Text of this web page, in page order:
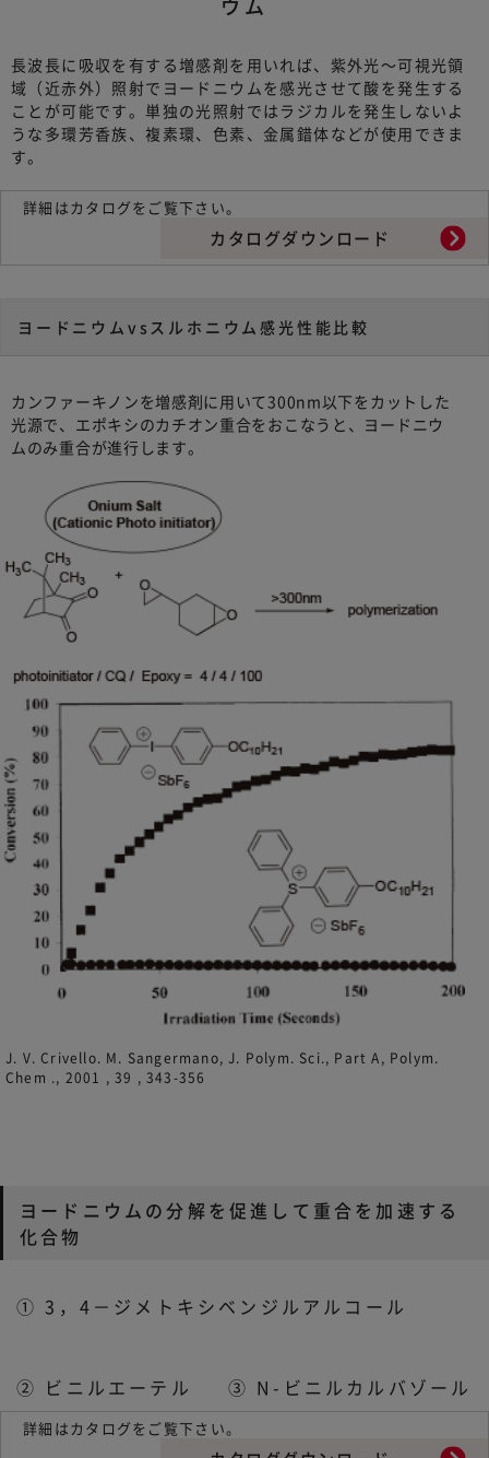
ウム
長波長に吸収を有する増感剤を用いれば、紫外光～可視光領
域（近赤外）照射でヨードニウムを感光させて酸を発生する
ことが可能です。単独の光照射ではラジカルを発生しないよ
うな多環芳香族、複素環、色素、金属錯体などが使用できま
す。
詳細はカタログをご覧下さい。
カタログダウンロード
ヨードニウムvsスルホニウム感光性能比較
カンファーキノンを増感剤に用いて300nm以下をカットした
光源で、エポキシのカチオン重合をおこなうと、ヨードニウ
ムのみ重合が進行します。
J. V. Crivello. M. Sangermano, J. Polym. Sci., Part A, Polym.
Chem ., 2001 , 39 , 343-356
ヨードニウムの分解を促進して重合を加速する
化合物
① 3，4－ジメトキシベンジルアルコール
② ビニルエーテル ③ N-ビニルカルバゾール
詳細はカタログをご覧下さい。